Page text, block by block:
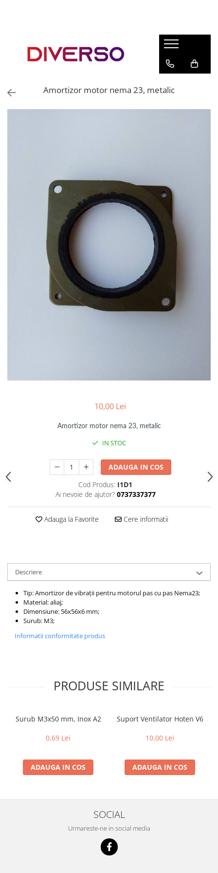
ASA
Amortizor motor nema 23, metalic
10,00 Lei
Amortizor motor nema 23, metalic
IN STOC
ADAUGA IN COS
Cod Produs: I1D1
Ai nevoie de ajutor? 0737337377
Adauga la Favorite Cere informatii
Descriere
Tip: Amortizor de vibrații pentru motorul pas cu pas Nema23;
Material: aliaj;
Dimensiune: 56x56x6 mm;
Surub: M3;
Informatii conformitate produs
PRODUSE SIMILARE
Surub M3x50 mm, Inox A2
0,69 Lei
ADAUGA IN COS
Suport Ventilator Hoten V6
10,00 Lei
ADAUGA IN COS
SOCIAL
Urmareste-ne in social media